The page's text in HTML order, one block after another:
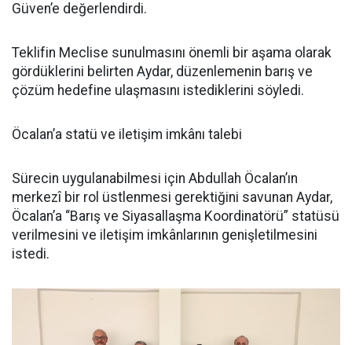
Güven’e değerlendirdi.
Teklifin Meclise sunulmasını önemli bir aşama olarak
gördüklerini belirten Aydar, düzenlemenin barış ve
çözüm hedefine ulaşmasını istediklerini söyledi.
Öcalan’a statü ve iletişim imkânı talebi
Sürecin uygulanabilmesi için Abdullah Öcalan’ın
merkezî bir rol üstlenmesi gerektiğini savunan Aydar,
Öcalan’a “Barış ve Siyasallaşma Koordinatörü” statüsü
verilmesini ve iletişim imkânlarının genişletilmesini
istedi.